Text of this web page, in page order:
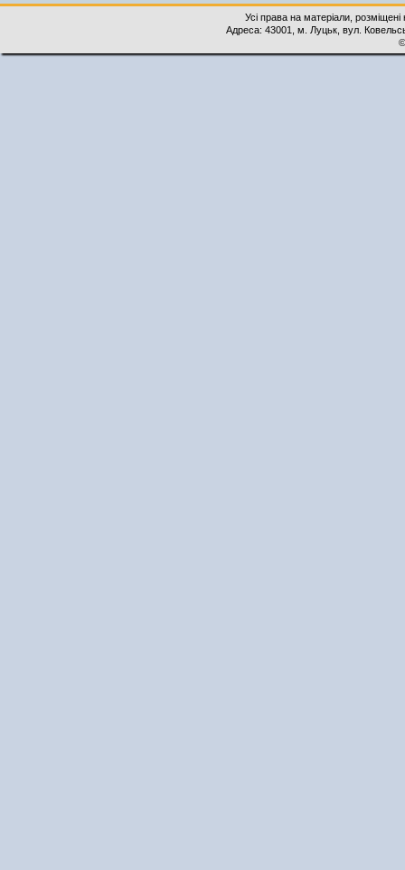
Усі права на матеріали,
Адреса: 43001, м. Луцьк, вул.